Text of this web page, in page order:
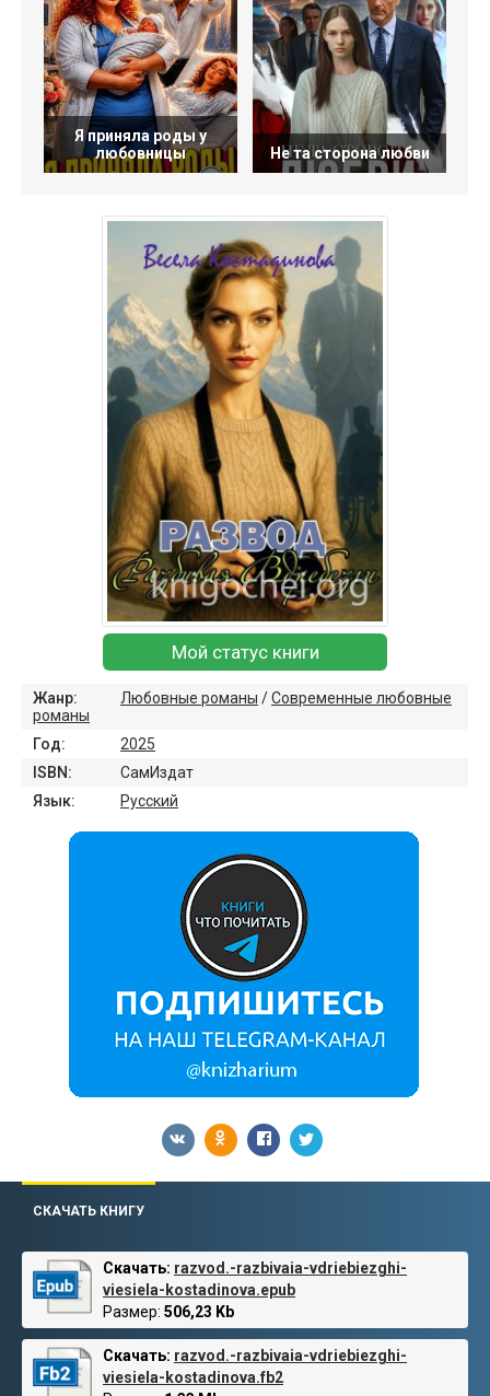
Я приняла роды у
любовницы
Не та сторона любви
Мой статус книги
Жанр: Любовные романы /Современные любовные
романы
Год:
2025
ISBN:
СамИздат
Язык:
Русский
СКАЧАТЬ КНИГУ
Скачать: razvod.-razbivaia-vdriebiezghi-
viesiela-kostadinova.epub
Размер: 506,23 Kb
Скачать: razvod.-razbivaia-vdriebiezghi-
viesiela-kostadinova.fb2